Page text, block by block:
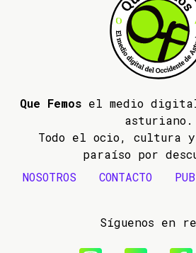
Que Femos el medio
asturiano.
Todo el ocio, cultura
paraíso por
NOSOTROS
CONTACTO
Síguenos en